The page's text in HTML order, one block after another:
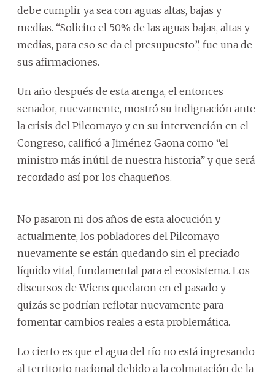
debe cumplir ya sea con aguas altas, bajas y
medias. “Solicito el 50% de las aguas bajas, altas y
medias, para eso se da el presupuesto”, fue una de
sus afirmaciones.
Un año después de esta arenga, el entonces
senador, nuevamente, mostró su indignación ante
la crisis del Pilcomayo y en su intervención en el
Congreso, calificó a Jiménez Gaona como “el
ministro más inútil de nuestra historia” y que será
recordado así por los chaqueños.
No pasaron ni dos años de esta alocución y
actualmente, los pobladores del Pilcomayo
nuevamente se están quedando sin el preciado
líquido vital, fundamental para el ecosistema. Los
discursos de Wiens quedaron en el pasado y
quizás se podrían reflotar nuevamente para
fomentar cambios reales a esta problemática.
Lo cierto es que el agua del río no está ingresando
al territorio nacional debido a la colmatación de la